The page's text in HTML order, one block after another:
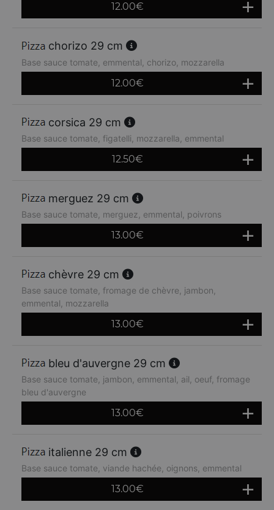
12.00€
chorizo 29 cm
Base sauce tomate, emmental, chorizo, mozzarella
12.00€
corsica 29 cm
Base sauce tomate, figatelli, mozzarella, emmental
12.50€
merguez 29 cm
Base sauce tomate, merguez, emmental, poivrons
13.00€
chèvre 29 cm
Base sauce tomate, fromage de chèvre, jambon,
emmental, mozzarella
13.00€
bleu d'auvergne 29 cm
Base sauce tomate, jambon, emmental, ail, oeuf, fromage
bleu d'auvergne
13.00€
italienne 29 cm
Base sauce tomate, viande hachée, oignons, emmental
13.00€